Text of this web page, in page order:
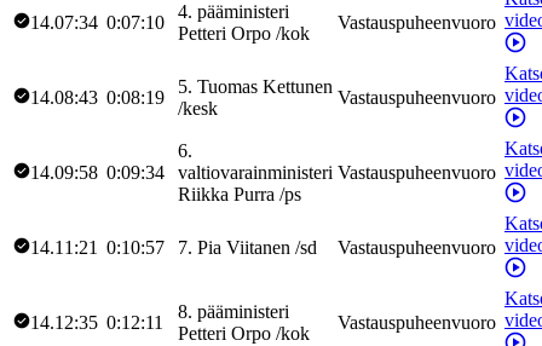
14.07:34 0:07:10
4. pääministeri
Petteri Orpo /kok
Vastauspuheenvuoro
14.08:43 0:08:19
5. Tuomas Kettunen
/kesk
Vastauspuheenvuoro
14.09:58 0:09:34
6.
valtiovarainministeri
Riikka Purra /ps
Vastauspuheenvuoro
14.11:21 0:10:57 7. Pia Viitanen /sd Vastauspuheenvuoro
14.12:35 0:12:11
8. pääministeri
Petteri Orpo /kok
Vastauspuheenvuoro